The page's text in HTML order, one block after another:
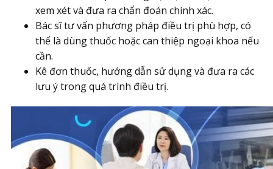
xem xét và đưa ra chẩn đoán chính xác.
Bác sĩ tư vấn phương pháp điều trị phù hợp, có
thể là dùng thuốc hoặc can thiệp ngoại khoa nếu
cần.
Kê đơn thuốc, hướng dẫn sử dụng và đưa ra các
lưu ý trong quá trình điều trị.